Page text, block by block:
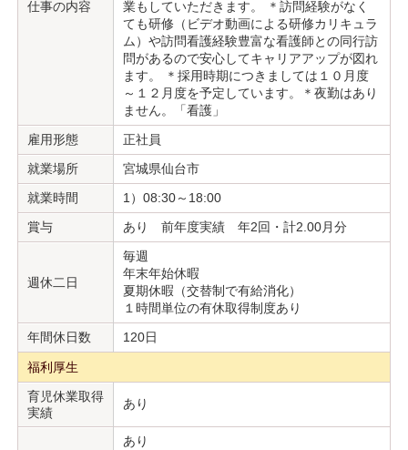
仕事の内容
業もしていただきます。 ＊訪問経験がなく
ても研修（ビデオ動画による研修カリキュラ
ム）や訪問看護経験豊富な看護師との同行訪
問があるので安心してキャリアアップが図れ
ます。 ＊採用時期につきましては１０月度
～１２月度を予定しています。＊夜勤はあり
ません。「看護」
雇用形態
正社員
就業場所
宮城県仙台市
就業時間
1）08:30～18:00
賞与
あり 前年度実績 年2回・計2.00月分
週休二日
毎週
年末年始休暇
夏期休暇（交替制で有給消化）
１時間単位の有休取得制度あり
年間休日数
120日
福利厚生
育児休業取得
実績
あり
あり